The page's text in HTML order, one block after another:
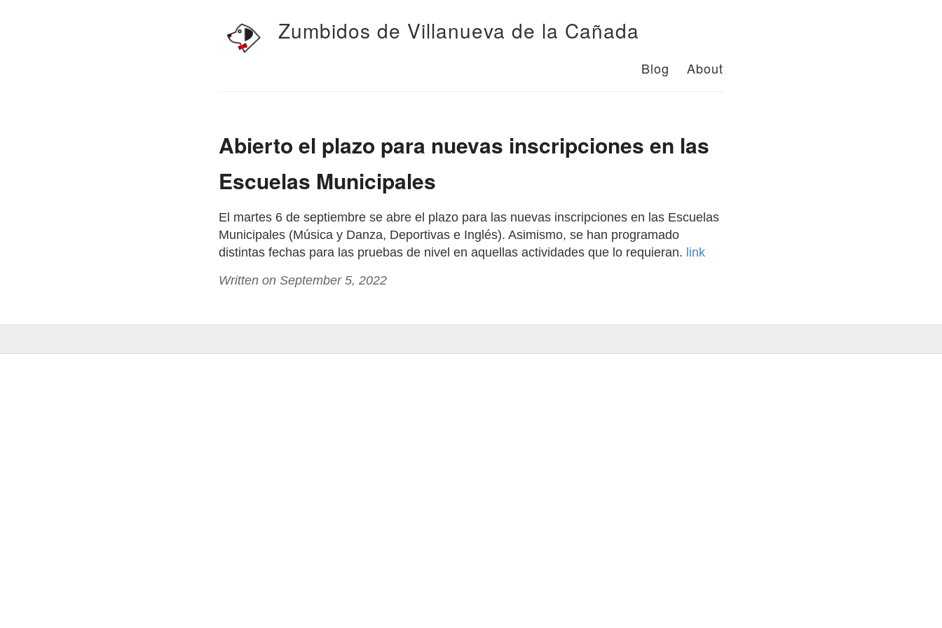
Zumbidos de Villanueva de la Cañada
Blog About
Abierto el plazo para nuevas inscripciones en las
Escuelas Municipales
El martes 6 de septiembre se abre el plazo para las nuevas inscripciones en las Escuelas
Municipales (Música y Danza, Deportivas e Inglés). Asimismo, se han programado
distintas fechas para las pruebas de nivel en aquellas actividades que lo requieran. link
Written on September 5, 2022